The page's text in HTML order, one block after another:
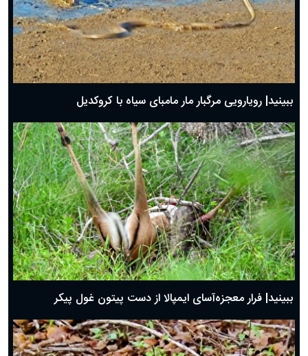
ببینید| رویارویی مرگبار مار مامبای سیاه با کروکدیل
ببینید| فرار معجزه‌آسای ایمپالا از دست پیتون غول پیکر